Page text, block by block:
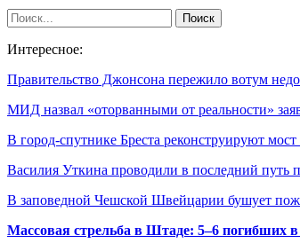
Интересное:
Правительство Джонсона пережило вотум
МИД назвал «оторванными от реальности»
В город-спутнике Бреста реконструируют мост
Василия Уткина проводили в последний путь
В заповедной Чешской Швейцарии бушует
Массовая стрельба в Штаде: 5–6 погибших